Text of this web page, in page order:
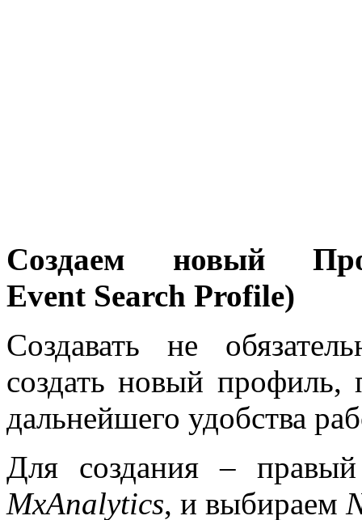
Создаем новый
Event Search Profile)
Создавать не
создать новый профиль,
дальнейшего удобства
Для создания –
MxAnalytics, и выбираем